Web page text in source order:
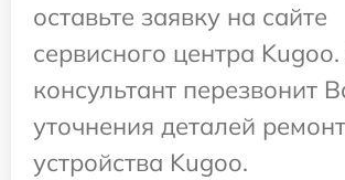
оставьте заявку на сайте
сервисного центра
консультант перезвонит
уточнения деталей
устройства Kugoo.